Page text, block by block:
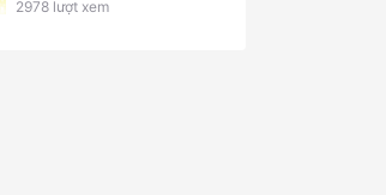
2978 lượt xem